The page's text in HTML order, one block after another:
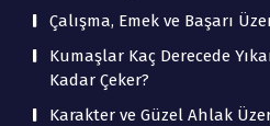
Çalışma, Emek ve Başarı
Kumaşlar Kaç Derecede
Kadar Çeker?
Karakter ve Güzel Ahlak